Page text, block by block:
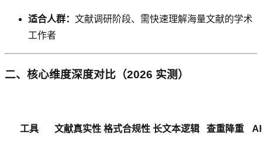
适合人群： 文献调研阶段、需快速理解海量文献的学术
工作者
二、核心维度深度对比（2026 实测）
工具 文献真实性 格式合规性 长文本逻辑 查重降重